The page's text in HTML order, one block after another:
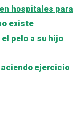
hospitales para
existe
pelo a su hijo
ejercicio